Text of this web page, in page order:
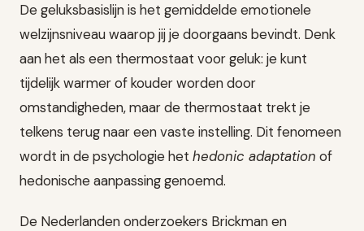
De geluksbasislijn is het gemiddelde emotionele
welzijnsniveau waarop jij je doorgaans bevindt. Denk
aan het als een thermostaat voor geluk: je kunt
tijdelijk warmer of kouder worden door
omstandigheden, maar de thermostaat trekt je
telkens terug naar een vaste instelling. Dit fenomeen
wordt in de psychologie het hedonic adaptation of
hedonische aanpassing genoemd.
De Nederlanden onderzoekers Brickman en